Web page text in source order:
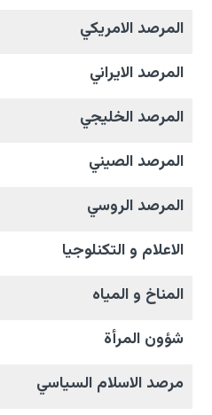
المرصد الامریکي
المرصد الايراني
المرصد الخليجي
المرصد الصيني
المرصد الروسي
الاعلام و التکنلوجیا
المناخ و المیاه
شؤون المرأة
مرصد الاسلام السياسي